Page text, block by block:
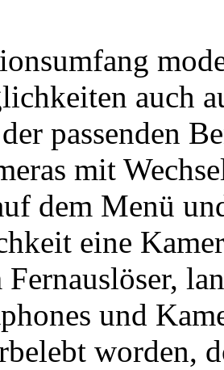
auch
passenden
mit
dem Menü
eine
Fernauslöser,
und
worden,